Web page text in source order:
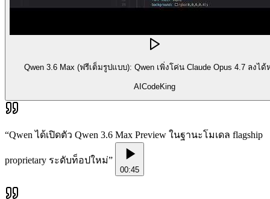
Qwen 3.6 Max (ฟรีเต็มรูปแบบ): Qwen เพิ่งโค่น Claude Opus 4.7 ลงได้
AICodeKing
“Qwen ได้เปิดตัว Qwen 3.6 Max Preview ในฐานะโมเดล flagship
proprietary ระดับท็อปใหม่”
00:45